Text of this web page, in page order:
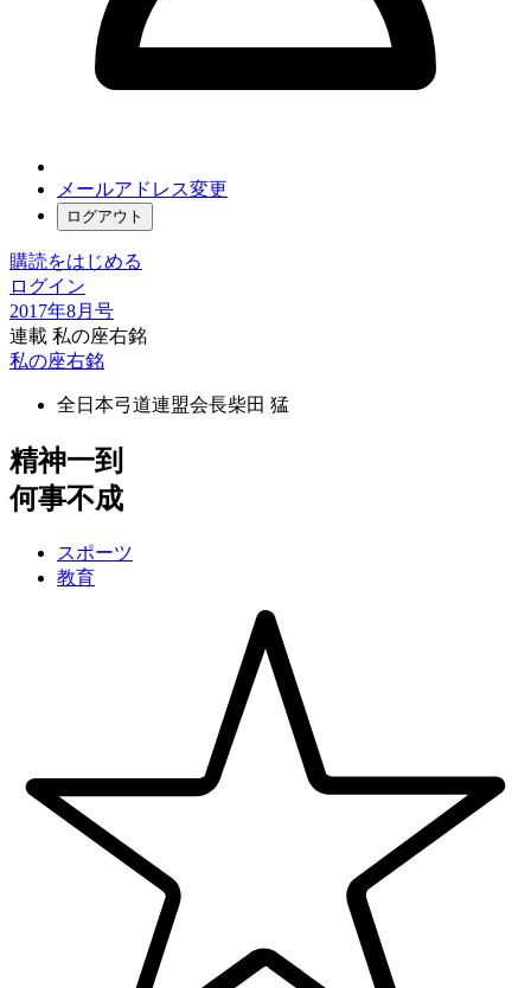
メールアドレス変更
ログアウト
購読をはじめる
ログイン
2017年8月号
連載 私の座右銘
私の座右銘
全日本弓道連盟会長柴田 猛
精神一到
何事不成
スポーツ
教育